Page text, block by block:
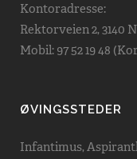
Kontoradresse:
Rektorveien 2, 3140
Mobil: 97 52 19 48
ØVINGSSTEDER
Infantimus,